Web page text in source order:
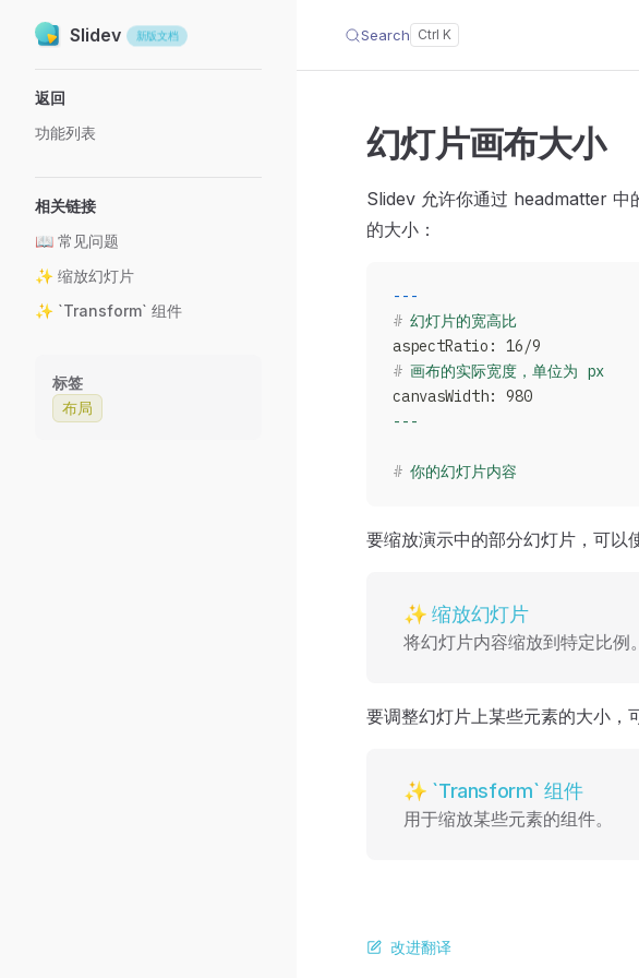
Skip to content
Slidev 新版文档 Search
返回
功能列表
相关链接
📖 常见问题
✨ 缩放幻灯片
✨ `Transform` 组件
标签
布局
幻灯片画布大小
Slidev 允许你通过 headmatter 中
的大小：
---
# 幻灯片的宽高比
aspectRatio: 16/9
# 画布的实际宽度，单位为 px
canvasWidth: 980
---
# 你的幻灯片内容
要缩放演示中的部分幻灯片，可以
✨ 缩放幻灯片
将幻灯片内容缩放到特定比例。
要调整幻灯片上某些元素的大小，
✨ `Transform` 组件
用于缩放某些元素的组件。
改进翻译